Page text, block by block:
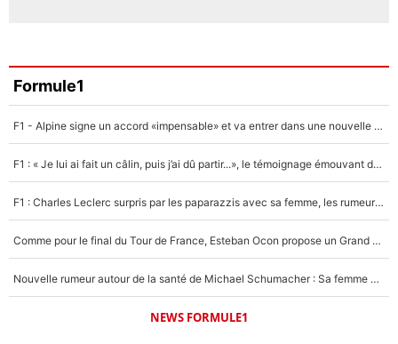
Formule1
F1 - Alpine signe un accord «impensable» et va entrer dans une nouvelle dimension : Grande nouvelle pour Pierre Gasly !
F1 : « Je lui ai fait un câlin, puis j’ai dû partir...», le témoignage émouvant de Max Verstappen sur sa fille
F1 : Charles Leclerc surpris par les paparazzis avec sa femme, les rumeurs étaient vraies !
Comme pour le final du Tour de France, Esteban Ocon propose un Grand Prix de Formule 1 à Paris : «Autour de l’Arc de Triomphe, ce serait génial» !
Nouvelle rumeur autour de la santé de Michael Schumacher : Sa femme Corinna sort du silence
NEWS FORMULE1